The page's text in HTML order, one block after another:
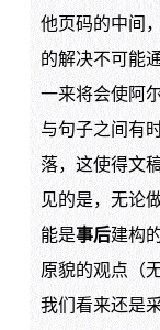
他页码的中间
的解决不可能
一来将会使阿
与句子之间有
落，这使得文
见的是，无论
能是事后建构
原貌的观点（
我们看来还是